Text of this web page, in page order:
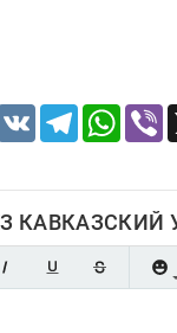
VK Telegram
КАВКАЗСКИЙ